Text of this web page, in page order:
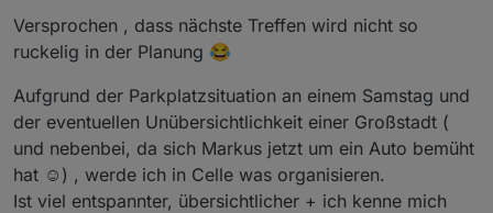
Hotelzimmer
Reservierung habe ich@Samson71 gebeten, da er
sich dort, meines Erachtens, besser auskennt als
Und wie immer, nähere Infos folgen.
Versprochen , dass nächste Treffen wird nicht so
ruckelig in der Planung 😂
Aufgrund der Parkplatzsituation an einem Samstag und
der eventuellen Unübersichtlichkeit einer Großstadt (
und nebenbei, da sich Markus jetzt um ein Auto bemüht
hat ☺️) , werde ich in Celle was organisieren.
Ist viel entspannter, übersichtlicher + ich kenne mich